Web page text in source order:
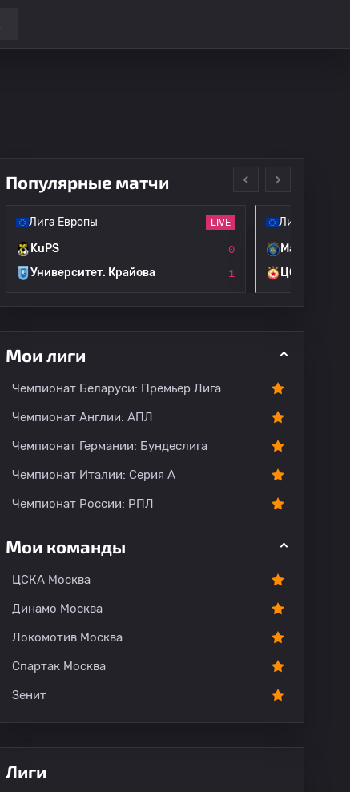
Популярные матчи
Лига Европы LIVE
KuPS 0
Университет. Крайова 1
Лига Европы
Маккаби
ЦСКА
Мои лиги
Чемпионат Беларуси: Премьер Лига
Чемпионат Англии: АПЛ
Чемпионат Германии: Бундеслига
Чемпионат Италии: Серия А
Чемпионат России: РПЛ
Мои команды
ЦСКА Москва
Динамо Москва
Локомотив Москва
Спартак Москва
Зенит
Лиги